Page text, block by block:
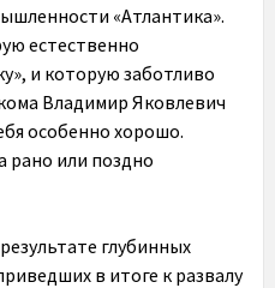
«Атлантика».
естественно
и которую заботливо
Владимир Яковлевич
особенно хорошо.
рано или поздно
глубинных
в итоге к развалу